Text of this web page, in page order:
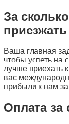
За
Ваша главная
чтобы успеть на
лучше приехать
вас
прибыли к нам
Оплата за